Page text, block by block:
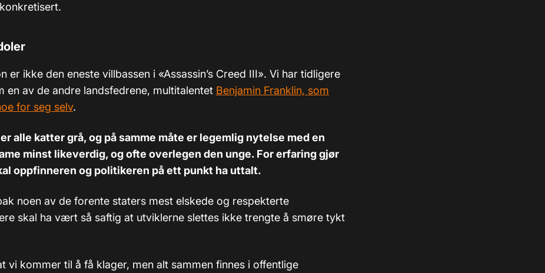
er ikke den eneste villbassen i «Assassin’s Creed III». Vi har tidligere
en av de andre landsfedrene, multitalentet Benjamin Franklin, som
for seg selv.
alle katter grå, og på samme måte er legemlig nytelse med en
minst likeverdig, og ofte overlegen den unge. For erfaring gjør
oppfinneren og politikeren på ett punkt ha uttalt.
noen av de forente staters mest elskede og respekterte
skal ha vært så saftig at utviklerne slettes ikke trengte å smøre tykt
vi kommer til å få klager, men alt sammen finnes i offentlige